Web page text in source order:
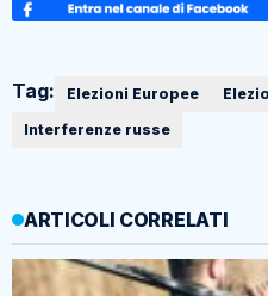
Tag: Elezioni Europee
Interferenze russe
ARTICOLI CORRELATI